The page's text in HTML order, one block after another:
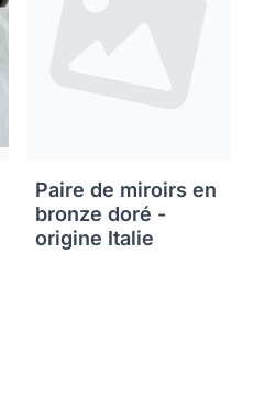
Paire de miroirs en
bronze doré -
origine Italie